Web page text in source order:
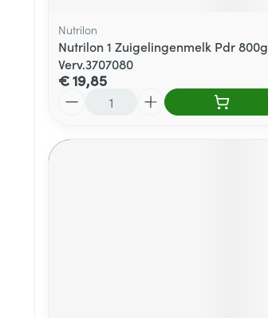
Nutrilon
Nutrilon 1 Zuigelingenmelk Pdr 800g
Verv.3707080
€ 19,85